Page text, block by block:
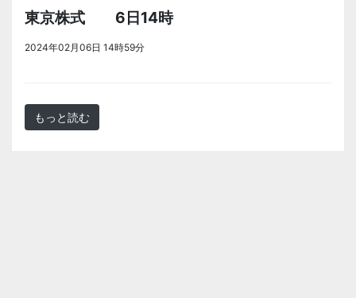
東京株式 6日14時
2024年02月06日 14時59分
もっと読む